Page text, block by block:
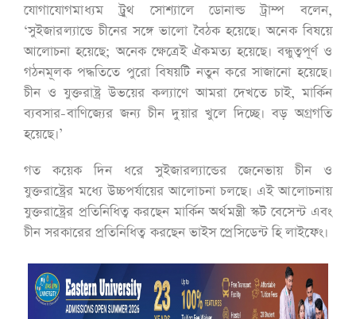
যোগাযোগমাধ্যম ট্রুথ সোশ্যালে ডোনাল্ড ট্রাম্প বলেন,
‘সুইজারল্যান্ডে চীনের সঙ্গে ভালো বৈঠক হয়েছে। অনেক বিষয়ে
আলোচনা হয়েছে; অনেক ক্ষেত্রেই ঐকমত্য হয়েছে। বন্ধুত্বপূর্ণ ও
গঠনমূলক পদ্ধতিতে পুরো বিষয়টি নতুন করে সাজানো হয়েছে।
চীন ও যুক্তরাষ্ট্র উভয়ের কল্যাণে আমরা দেখতে চাই, মার্কিন
ব্যবসার-বাণিজ্যের জন্য চীন দুয়ার খুলে দিচ্ছে। বড় অগ্রগতি
হয়েছে।’
গত কয়েক দিন ধরে সুইজারল্যান্ডের জেনেভায় চীন ও
যুক্তরাষ্ট্রের মধ্যে উচ্চপর্যায়ের আলোচনা চলছে। এই আলোচনায়
যুক্তরাষ্ট্রের প্রতিনিধিত্ব করছেন মার্কিন অর্থমন্ত্রী স্কট বেসেন্ট এবং
চীন সরকারের প্রতিনিধিত্ব করছেন ভাইস প্রেসিডেন্ট হি লাইফেং।